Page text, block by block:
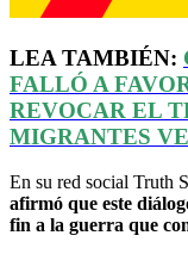
LEA TAMBIÉN:
FALLÓ A
REVOCAR EL
MIGRANTES
En su red social Truth
afirmó que este
fin a la guerra que